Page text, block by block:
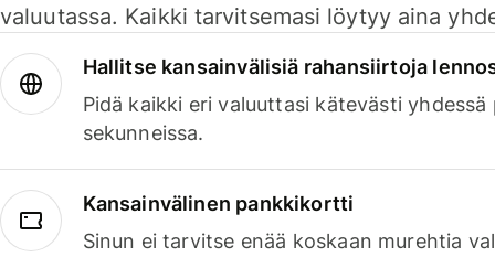
valuutassa. Kaikki tarvitsemasi löytyy aina
Hallitse kansainvälisiä rahansiirtoja
Pidä kaikki eri valuuttasi kätevästi yhdessä
sekunneissa.
Kansainvälinen pankkikortti
Sinun ei tarvitse enää koskaan murehtia